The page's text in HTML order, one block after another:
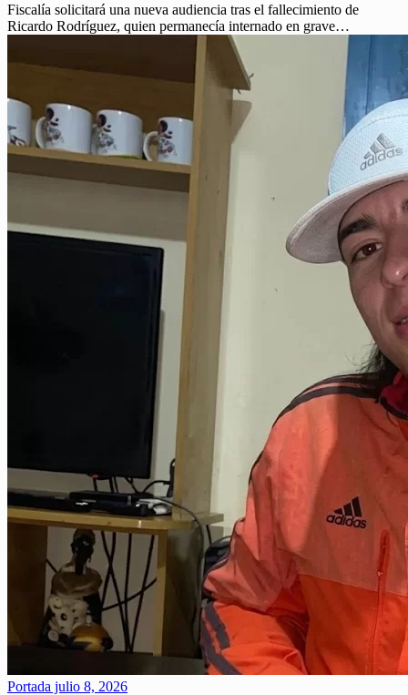
Fiscalía solicitará una nueva audiencia tras el fallecimiento de
Ricardo Rodríguez, quien permanecía internado en grave…
Portada julio 8, 2026